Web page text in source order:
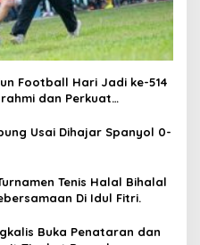
Football Hari Jadi ke-514
dan Perkuat
Usai Dihajar Spanyol 0-
Tenis Halal Bihalal
Di Idul Fitri.
Buka Penataran dan